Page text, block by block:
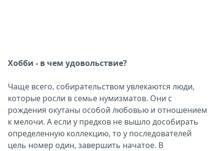
Хобби - в чем удовольствие?
Чаще всего, собирательством увлекаются люди,
которые росли в семье нумизматов. Они с
рождения окутаны особой любовью и отношением
к мелочи. А если у предков не вышло дособирать
определенную коллекцию, то у последователей
цель номер один, завершить начатое. В